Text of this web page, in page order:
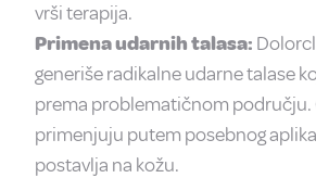
vrši terapija.
Primena udarnih talasa:
generiše radikalne udarne talase
prema problematičnom području.
primenjuju putem posebnog
postavlja na kožu.